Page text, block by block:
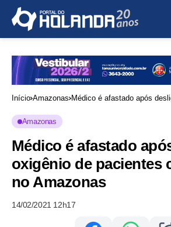
Início Amazonas Médico é afastado após
Amazonas
Médico é afastado
oxigênio de pacientes
no Amazonas
14/02/2021 12h17